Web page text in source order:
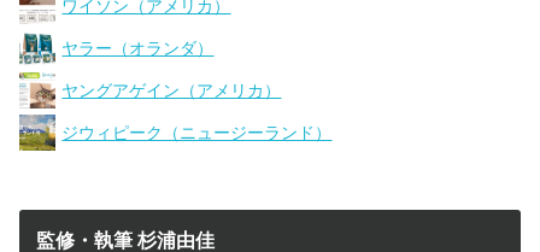
ワイソン（アメリカ）
ヤラー（オランダ）
ヤングアゲイン（アメリカ）
ジウィピーク（ニュージーランド）
監修・執筆 杉浦由佳